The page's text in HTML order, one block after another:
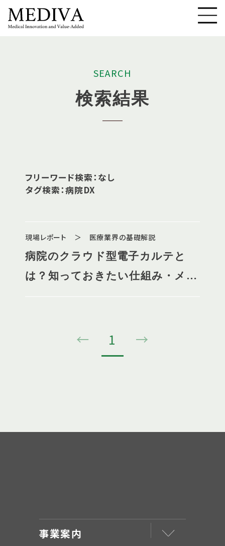
SEARCH
検索結果
フリーワード検索：なし
タグ検索：病院DX
現場レポート ＞ 医療業界の基礎解説
病院のクラウド型電子カルテと
は？知っておきたい仕組み・メリ
← 1 →
事業案内